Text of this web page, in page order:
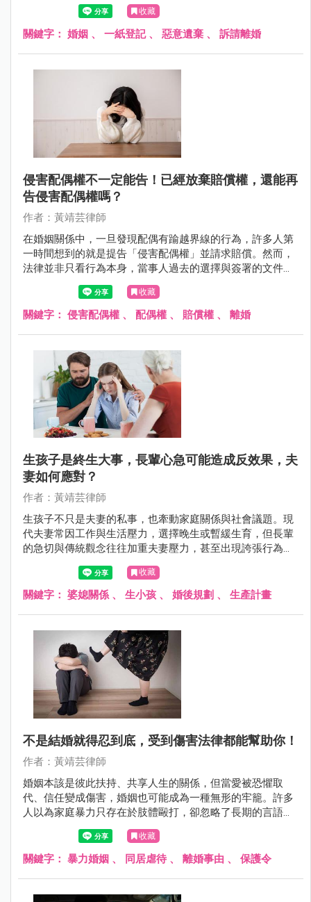
擺，留下來的一方，是否只能無止盡地等待？這些看似私密
的感情問題，最終往往會走進法院，成為必須由法律來回答
收藏
關鍵字： 婚姻 、 一紙登記、 惡意遺棄 、 訴請離婚
侵害配偶權不一定能告！已經放棄賠償權，還能再
告侵害配偶權嗎？
作者：黃靖芸律師
在婚姻關係中，一旦發現配偶有踰越界線的行為，許多人第
一時間想到的就是提告「侵害配偶權」並請求賠償。然而，
法律並非只看行為本身，當事人過去的選擇與簽署的文件，
同樣可能成為關鍵。
收藏
關鍵字： 侵害配偶權 、 配偶權 、 賠償權 、 離婚
生孩子是終生大事，長輩心急可能造成反效果，夫
妻如何應對？
作者：黃靖芸律師
生孩子不只是夫妻的私事，也牽動家庭關係與社會議題。現
代夫妻常因工作與生活壓力，選擇晚生或暫緩生育，但長輩
的急切與傳統觀念往往加重夫妻壓力，甚至出現誇張行為。
本文將探討夫妻在面對生育壓力時的困境，以及長輩該如何
理性支持，避免因心急而破壞家庭和諧。
收藏
關鍵字： 婆媳關係 、 生小孩 、 婚後規劃 、 生產計畫
不是結婚就得忍到底，受到傷害法律都能幫助你！
作者：黃靖芸律師
婚姻本該是彼此扶持、共享人生的關係，但當愛被恐懼取
代、信任變成傷害，婚姻也可能成為一種無形的牢籠。許多
人以為家庭暴力只存在於肢體毆打，卻忽略了長期的言語羞
辱、性逼迫與經濟控制，同樣足以摧毀一個人的尊嚴與安
收藏
關鍵字： 暴力婚姻 、 同居虐待 、 離婚事由 、 保護令